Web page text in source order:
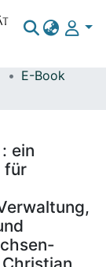
E-Book
ein
für